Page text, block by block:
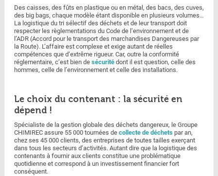
Des caisses, des fûts en plastique ou en métal, des bacs, des cuves,
des big bags, chaque modèle étant disponible en plusieurs volumes…
La logistique du tri sélectif des déchets et de leur transport doit
respecter les règlementations du Code de l’environnement et de
l’ADR (Accord pour le transport des marchandises Dangereuses par
la Route). L’affaire est complexe et exige autant de réelles
compétences que d’extrême rigueur. Car, outre la conformité
réglementaire, c’est bien de sécuritédont il est question, celle des
hommes, celle de l’environnement et celle des installations.
Le choix du contenant : la sécurité en
dépend !
Spécialiste de la gestion globale des déchets dangereux, le Groupe
CHIMIREC assure 55 000 tournées de collecte de déchetspar an,
chez ses 45 000 clients, des entreprises de toutes tailles exerçant
dans tous les secteurs d’activités. Autant dire que la logistique des
contenants à fournir aux clients constitue une problématique
quotidienne et correspond à un investissement financier fort
conséquent.